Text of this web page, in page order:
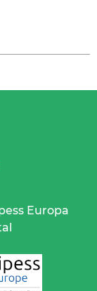
Europa